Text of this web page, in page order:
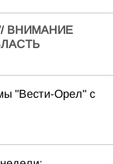
ВНИМАНИЕ
"Вести-Орел" с